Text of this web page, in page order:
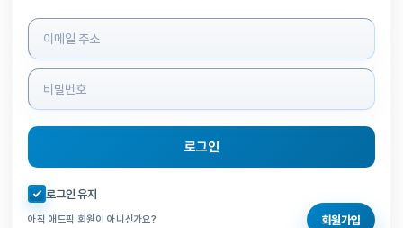
로그인 정보 입력
로그인
자동로그인 체크
로그인 유지
아직 애드픽 회원이 아니신가요? 회원가입